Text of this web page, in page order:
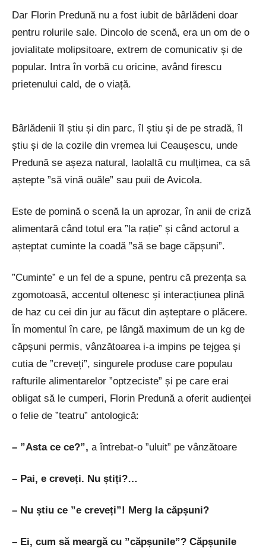
Dar Florin Predună nu a fost iubit de bârlădeni doar
pentru rolurile sale. Dincolo de scenă, era un om de o
jovialitate molipsitoare, extrem de comunicativ și de
popular. Intra în vorbă cu oricine, având firescu
prietenului cald, de o viață.
Bârlădenii îl știu și din parc, îl știu și de pe stradă, îl
știu și de la cozile din vremea lui Ceaușescu, unde
Predună se așeza natural, laolaltă cu mulțimea, ca să
aștepte ”să vină ouăle” sau puii de Avicola.
Este de pomină o scenă la un aprozar, în anii de criză
alimentară când totul era ”la rație” și când actorul a
așteptat cuminte la coadă ”să se bage căpșuni”.
”Cuminte” e un fel de a spune, pentru că prezența sa
zgomotoasă, accentul oltenesc și interacțiunea plină
de haz cu cei din jur au făcut din așteptare o plăcere.
În momentul în care, pe lângă maximum de un kg de
căpșuni permis, vânzătoarea i-a impins pe tejgea și
cutia de ”creveți”, singurele produse care populau
rafturile alimentarelor ”optzeciste” și pe care erai
obligat să le cumperi, Florin Predună a oferit audienței
o felie de ”teatru” antologică:
– ”Asta ce ce?”, a întrebat-o ”uluit” pe vânzătoare
– Pai, e creveți. Nu știți?…
– Nu știu ce ”e creveți”! Merg la căpșuni?
– Ei, cum să meargă cu ”căpșunile”? Căpșunile